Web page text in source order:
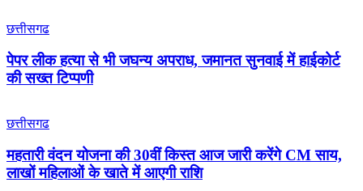
छत्तीसगढ
पेपर लीक हत्या से भी जघन्य अपराध, जमानत सुनवाई में हाईकोर्ट
की सख्त टिप्पणी
छत्तीसगढ
महतारी वंदन योजना की 30वीं किस्त आज जारी करेंगे CM साय,
लाखों महिलाओं के खाते में आएगी राशि